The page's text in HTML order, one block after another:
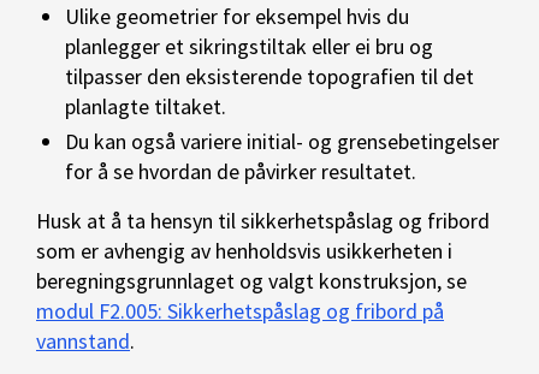
Ulike geometrier for eksempel hvis du
planlegger et sikringstiltak eller ei bru og
tilpasser den eksisterende topografien til det
planlagte tiltaket.
Du kan også variere initial- og grensebetingelser
for å se hvordan de påvirker resultatet.
Husk at å ta hensyn til sikkerhetspåslag og fribord
som er avhengig av henholdsvis usikkerheten i
beregningsgrunnlaget og valgt konstruksjon, se
modul F2.005: Sikkerhetspåslag og fribord på
vannstand.